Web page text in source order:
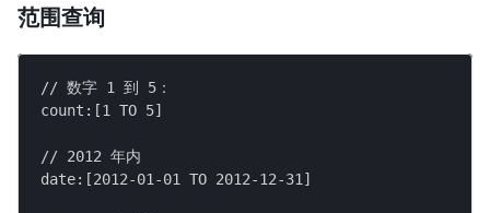
范围查询
// 数字 1 到 5：
count:[1 TO 5]
// 2012 年内
date:[2012-01-01 TO 2012-12-31]